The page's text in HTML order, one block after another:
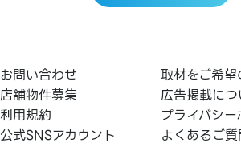
お問い合わせ
取材をご希望
店舗物件募集
広告掲載につ
利用規約
プライバシ
公式SNSアカウント
よくあるご質